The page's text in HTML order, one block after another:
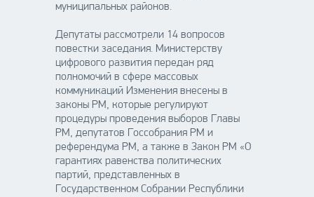
муниципальных районов.
Депутаты рассмотрели 14 вопросов
повестки заседания. Министерству
цифрового развития передан ряд
полномочий в сфере массовых
коммуникаций Изменения внесены в
законы РМ, которые регулируют
процедуры проведения выборов Главы
РМ, депутатов Госсобрания РМ и
референдума РМ, а также в Закон РМ «О
гарантиях равенства политических
партий, представленных в
Государственном Собрании Республики